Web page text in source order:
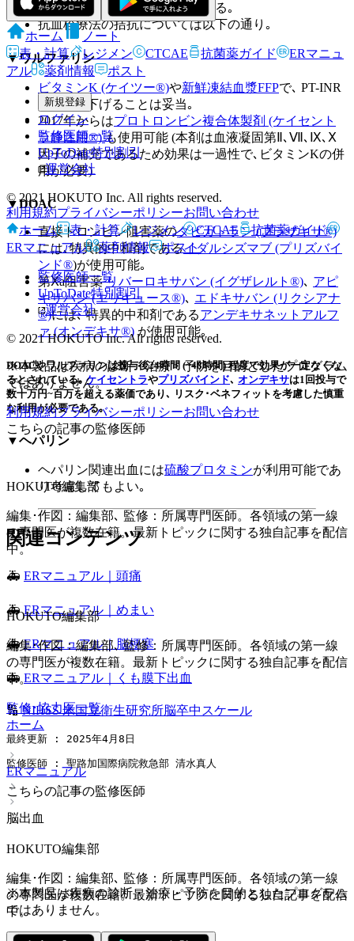
ホーム
ノート
表・計算
レジメン CTCAE 抗菌薬ガイド
ERマニュ
アル
薬剤情報 ポスト
新規登録
ログイン
監修医師一覧
UpToDate特別割引
運営会社
© 2021 HOKUTO Inc. All rights reserved.
利用規約プライバシーポリシーお問い合わせ
ホーム
表・計算 レジメン CTCAE
抗菌薬ガイド
ERマニュアル
薬剤情報 ポスト
監修医師一覧
UpToDate特別割引
運営会社
© 2021 HOKUTO Inc. All rights reserved.
※本製品は疾病の診断・治療・予防を目的としたプログラム
ではありません。
利用規約プライバシーポリシーお問い合わせ
こちらの記事の監修医師
HOKUTO編集部
編集･作図：編集部､ 監修：所属専門医師。各領域の第一線
の専門医が複数在籍。最新トピックに関する独自記事を配信
中。
HOKUTO編集部
編集･作図：編集部､ 監修：所属専門医師。各領域の第一線
の専門医が複数在籍。最新トピックに関する独自記事を配信
中。
監修･協力医一覧
ホーム
ERマニュアル
脳出血
※本製品は疾病の診断・治療・予防を目的としたプログラム
ではありません。
原則として抗血栓療法を中止する｡
抗血栓療法の拮抗については以下の通り｡
▼ワルファリン
ビタミンK (ケイツー®)や新鮮凍結血漿FFPで､ PT-INR
<1.3まで下げることは妥当｡
2017年からはプロトロンビン複合体製剤 (ケイセント
ラ静注用®)も使用可能 (本剤は血液凝固第Ⅱ､Ⅶ､Ⅸ､Ⅹ
因子の補充であるため効果は一過性で､ビタミンKの併
用が必要)
▼DOAC
直接トロンビン阻害薬のダビガトラン (プラザキサ®)
には､特異的中和剤であるイダルシズマブ (プリズバイ
ンド®)が使用可能｡
第Ⅹa阻害薬リバーロキサバン (イグザレルト®︎)､ アピ
キサバン (エリキュース®︎)､ エドキサバン (リクシアナ
®︎)には､ 特異的中和剤であるアンデキサネットアルフ
ァ (オンデキサ®︎)が使用可能｡
DOACやワルファリンは投与後24時間 (~48時間) 程度で効果が一定なくな
るとされている｡ケイセントラやプリズバインド､ オンデキサは1回投与で
数十万円~百万を超える薬価であり､ リスク･ベネフィットを考慮した慎重
な利用が必要である｡
▼ヘパリン
ヘパリン関連出血には硫酸プロタミンが利用可能であ
り考慮してもよい｡
関連コンテンツ
🚑 ERマニュアル｜頭痛
🚑ERマニュアル｜めまい
🚑ERマニュアル｜脳梗塞
🚑 ERマニュアル｜くも膜下出血
🔢NIHSS 米国立衛生研究所脳卒中スケール
最終更新 : 2025年4月8日
監修医師 : 聖路加国際病院救急部 清水真人
こちらの記事の監修医師
HOKUTO編集部
編集･作図：編集部､ 監修：所属専門医師。各領域の第一線
の専門医が複数在籍。最新トピックに関する独自記事を配信
中。